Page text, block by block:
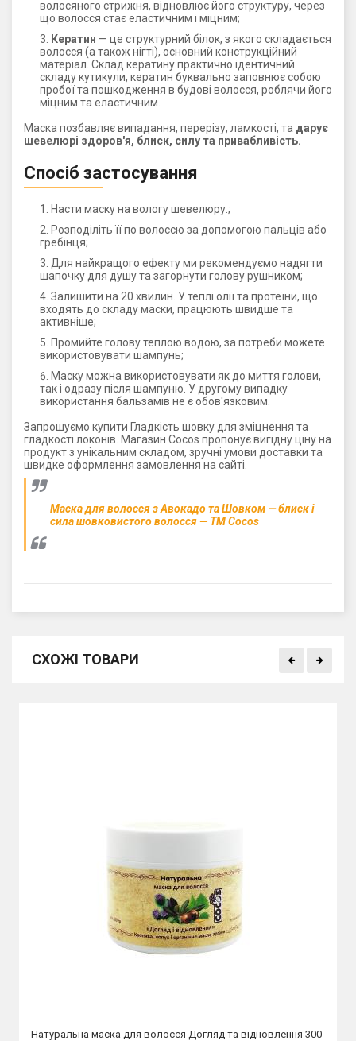
волосяного стрижня, відновлює його структуру, через
що волосся стає еластичним і міцним;
Кератин — це структурний білок, з якого складається
волосся (а також нігті), основний конструкційний
матеріал. Склад кератину практично ідентичний
складу кутикули, кератин буквально заповнює собою
пробої та пошкодження в будові волосся, роблячи його
міцним та еластичним.
Маска позбавляє випадання, перерізу, ламкості, та дарує
шевелюрі здоров'я, блиск, силу та привабливість.
Спосіб застосування
Насти маску на вологу шевелюру.;
Розподіліть її по волоссю за допомогою пальців або
гребінця;
Для найкращого ефекту ми рекомендуємо надягти
шапочку для душу та загорнути голову рушником;
Залишити на 20 хвилин. У теплі олії та протеїни, що
входять до складу маски, працюють швидше та
активніше;
Промийте голову теплою водою, за потреби можете
використовувати шампунь;
Маску можна використовувати як до миття голови,
так і одразу після шампуню. У другому випадку
використання бальзамів не є обов'язковим.
Запрошуємо купити Гладкість шовку для зміцнення та
гладкості локонів. Магазин Cocos пропонує вигідну ціну на
продукт з унікальним складом, зручні умови доставки та
швидке оформлення замовлення на сайті.
Маска для волосся з Авокадо та Шовком — блиск і
сила шовковистого волосся — ТМ Cocos
СХОЖІ ТОВАРИ
Натуральна маска для волосся Догляд та відновлення 300